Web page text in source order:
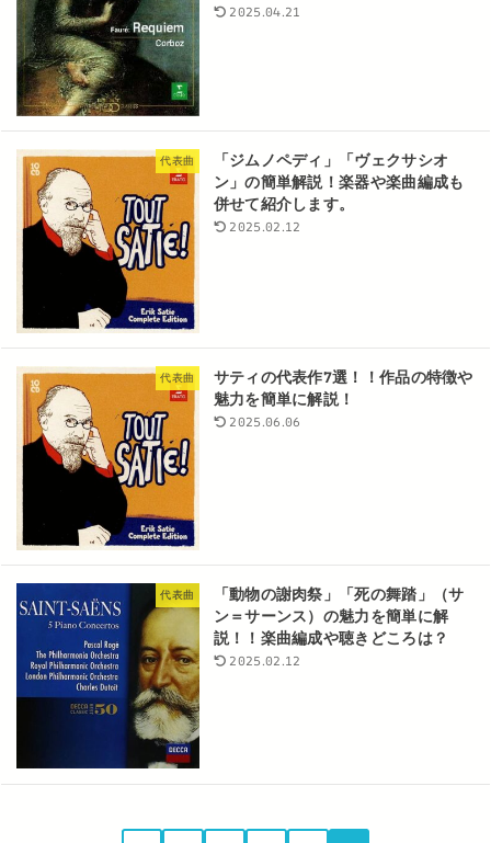
2025.04.21
代表曲
「ジムノペディ」「ヴェクサシオ
ン」の簡単解説！楽器や楽曲編成も
併せて紹介します。
2025.02.12
代表曲
サティの代表作7選！！作品の特徴や
魅力を簡単に解説！
2025.06.06
代表曲
「動物の謝肉祭」「死の舞踏」（サ
ン＝サーンス）の魅力を簡単に解
説！！楽曲編成や聴きどころは？
2025.02.12